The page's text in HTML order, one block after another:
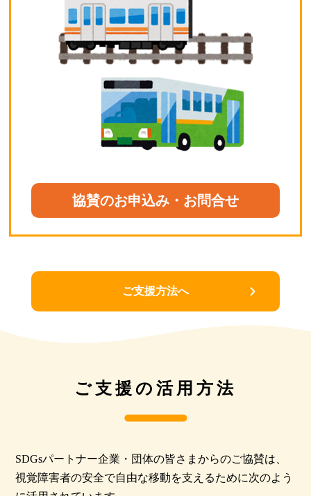
協賛のお申込み・お問合せ
ご支援方法へ
ご支援の活用方法
SDGsパートナー企業・団体の皆さまからのご協賛は、
視覚障害者の安全で自由な移動を支えるために次のよう